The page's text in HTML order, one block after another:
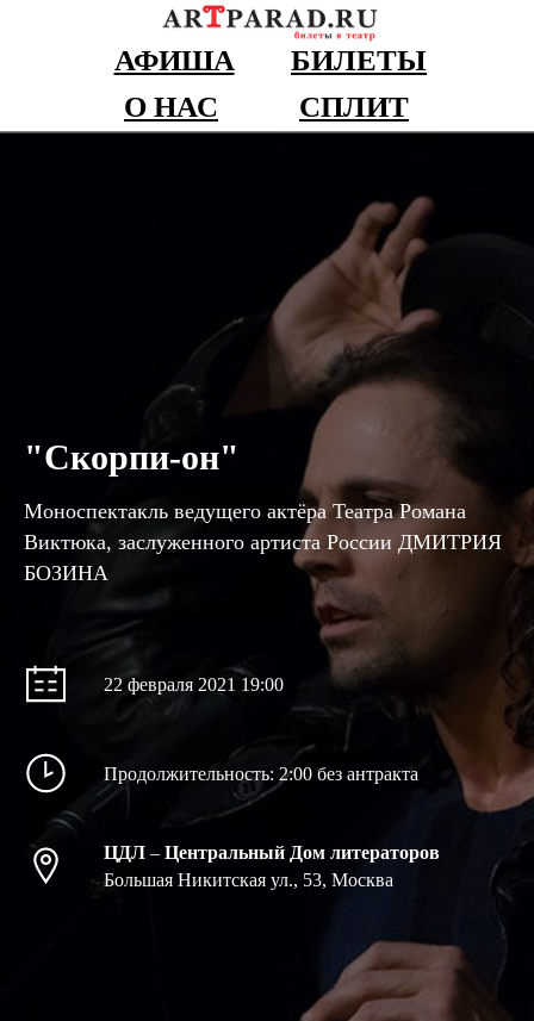
АФИША
БИЛЕТЫ
О НАС
СПЛИТ
"Скорпи-он"
Моноспектакль ведущего актёра Театра Романа
Виктюка, заслуженного артиста России ДМИТРИЯ
БОЗИНА
22 февраля 2021 19:00
Продолжительность: 2:00 без антракта
ЦДЛ –Центральный Дом литераторов
Большая Никитская ул., 53, Москва